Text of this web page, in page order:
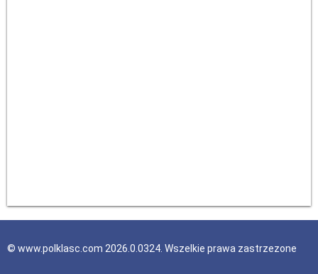
© www.polklasc.com 2026.0.0324. Wszelkie prawa zastrzezone